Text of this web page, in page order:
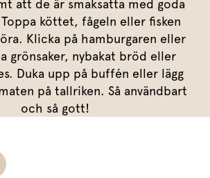
Marinad
Kryddsmör
Örtsalt & rub
Timjan
Oregano
Citronmeliss
Röd
Allt om sallat
Vårt sortiment
Fixa vinägretten
Dressingen gör salladen
att de är smaksatta med goda
köttet, fågeln eller fisken
Klicka på hamburgaren eller
grönsaker, nybakat bröd eller
Duka upp på buffén eller lägg
på tallriken. Så användbart
och så gott!